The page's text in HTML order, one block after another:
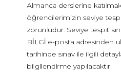
Almanca derslerine
öğrencilerimizin seviye
zorunludur. Seviye tespit
BİLGİ e-posta adresinden
tarihinde sınav ile ilgili
bilgilendirme yapılacaktır.